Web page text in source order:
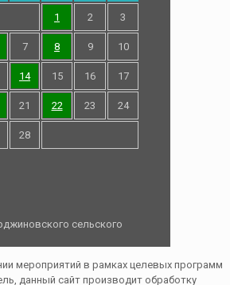
1 2 3
7 8 9 10
14 15 16 17
21 22 23 24
28
сельского
данный сайт производит обработку